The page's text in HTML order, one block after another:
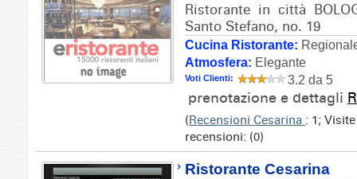
Ristorante in città
Santo Stefano, no. 19
Cucina Ristorante:
Atmosfera: Elegante
Voti Clienti: 3.2 da 5
prenotazione e dettagli
(Recensioni Cesarina : 1;
recensioni: (0)
Ristorante Cesarina